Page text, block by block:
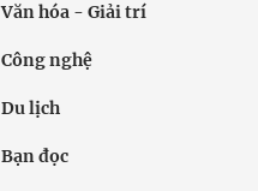
Văn hóa - Giải trí
Công nghệ
Du lịch
Bạn đọc